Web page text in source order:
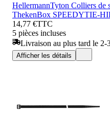
HellermannTyton Colliers de
ThekenBox SPEEDYTIE-
14,77 €TTC
5 pièces incluses
Livraison au plus tard le 2-
Afficher les détails